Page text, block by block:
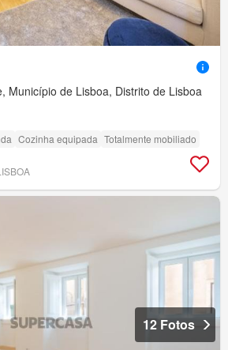
Município de Lisboa, Distrito de Lisboa
Cozinha equipada Totalmente mobiliado
12 Fotos